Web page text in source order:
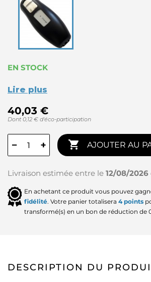
EN STOCK
Lire plus
40,03 €
Dont 0,12 € d'éco-participation
− +  AJOUTER AU
Livraison estimée entre le 12/08/2026
En achetant ce produit vous pouvez
fidélité. Votre panier totalisera 4points
transformé(s) en un bon de réduction de
DESCRIPTION DU